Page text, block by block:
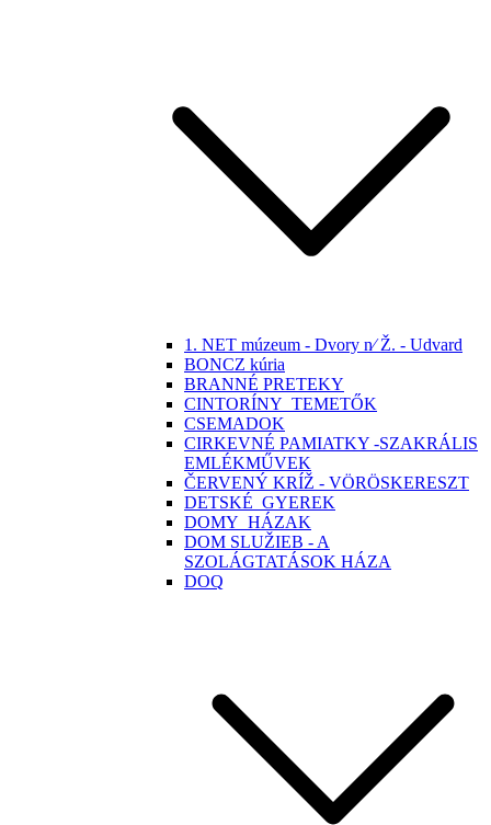
1. NET múzeum - Dvory n⁄ Ž. - Udvard
BONCZ kúria
BRANNÉ PRETEKY
CINTORÍNY_TEMETŐK
CSEMADOK
CIRKEVNÉ PAMIATKY -SZAKRÁLIS
EMLÉKMŰVEK
ČERVENÝ KRÍŽ - VÖRÖSKERESZT
DETSKÉ_GYEREK
DOMY_HÁZAK
DOM SLUŽIEB - A
SZOLÁGTATÁSOK HÁZA
DOQ